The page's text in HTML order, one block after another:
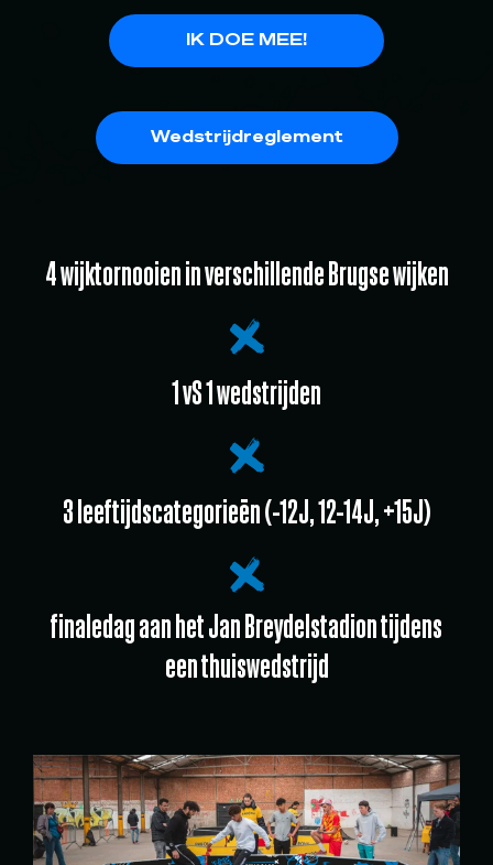
IK DOE MEE!
Wedstrijdreglement
4 wijktornooien in verschillende Brugse wijken
1 vS 1 wedstrijden
3 leeftijdscategorieën (-12J, 12-14J, +15J)
finaledag aan het Jan Breydelstadion tijdens
een thuiswedstrijd